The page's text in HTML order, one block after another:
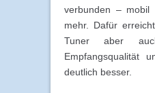
verbunden –
mehr. Dafür
Tuner aber
Empfangsqualität
deutlich besser.